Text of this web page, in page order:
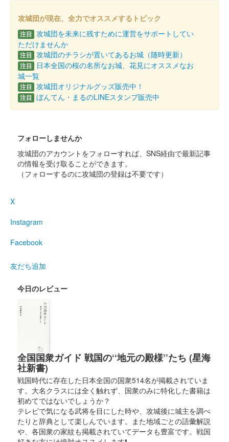
春版
販売終了
倉賀野城 御城印 群馬戦国御城印サミット令和五年
春版
販売終了
倉賀野城 御城印
販売終了
倉賀野城 御城印
版
販売終了
倉賀野城 御城印
倉賀野城 御城印 群馬戦国御城印サミット2026版
販売終了
40枚限定
倉賀野城 御城印 お城EXPO2025版
攻城団が現在、全力でオススメするトピック
注目 攻城団を未来に残すために運営をサポートしてい
ただけませんか
注目 攻城団のチラシが置いてあるお城（随時更新）
注目
日本全国の桜の名所なお城、花見にオススメなお
城一覧
注目 攻城団オリジナルグッズ販売中！
注目 ぼんてん・まるのLINEスタンプ販売中
フォローしませんか
攻城団のアカウントをフォローすれば、SNS経由で最新記事
の情報を受け取ることができます。
（フォローするのに攻城団の登録は不要です）
X
Instagram
Facebook
友だち追加
今日のレビュー
全国国衆ガイド 戦国の‘‘地元の殿様’’たち (星海
社新書)
戦国時代に存在した日本全国の国衆514名が掲載されていま
す。大名クラスには全く触れず、国衆のみに特化した書籍は
初めてではないでしょうか？
テレビで気になる武将を目にした時や、攻城後に城主を調べ
たりと辞典として楽しんでいます。また地域ごとの語彙解説
や、各国衆の家紋も掲載されていてデータも豊富です。戦国